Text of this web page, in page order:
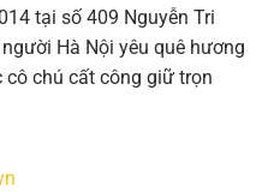
tại số 409 Nguyễn Tri
Hà Nội yêu quê hương
chú cất công giữ trọn